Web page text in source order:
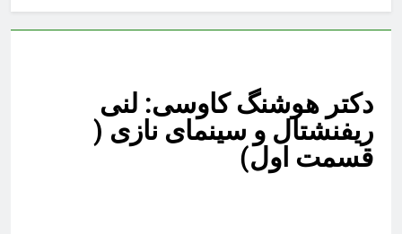
دکتر هوشنگ کاوسی: لنی
ریفنشتال و سینمای نازی (
قسمت اول)